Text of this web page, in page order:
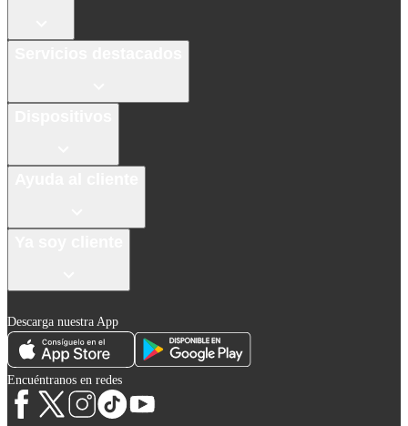
Descarga nuestra App
Encuéntranos en redes